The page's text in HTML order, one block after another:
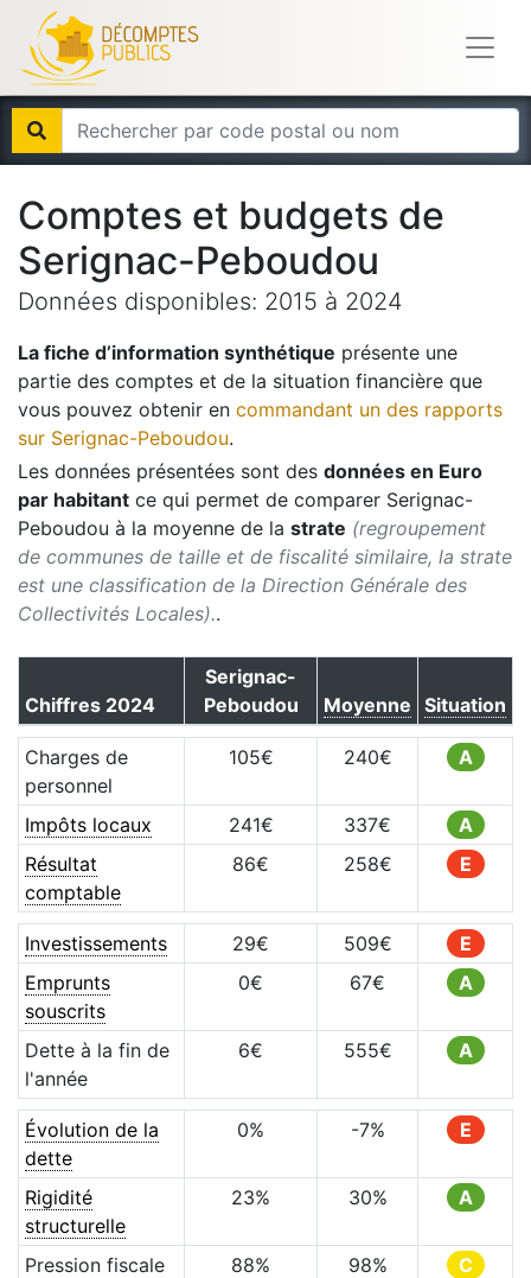
Comptes et budgets de
Serignac-Peboudou
Données disponibles: 2015 à 2024
La fiche d’information synthétique présente une
partie des comptes et de la situation financière que
vous pouvez obtenir en commandant un des rapports
sur Serignac-Peboudou.
Les données présentées sont des données en Euro
par habitant ce qui permet de comparer Serignac-
Peboudou à la moyenne de la strate (regroupement
de communes de taille et de fiscalité similaire, la strate
est une classification de la Direction Générale des
Collectivités Locales)..
Chiffres 2024
Serignac-
Peboudou
Moyenne Situation
Charges de
personnel
105€ 240€ A
Impôts locaux 241€ 337€
A
Résultat
comptable
86€ 258€ E
Investissements 29€ 509€
E
Emprunts
souscrits
0€ 67€ A
Dette à la fin de
l'année
6€ 555€ A
Évolution de la
dette
0% -7% E
Rigidité
structurelle
23% 30% A
Pression fiscale 88% 98% C